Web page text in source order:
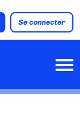
Se connecter